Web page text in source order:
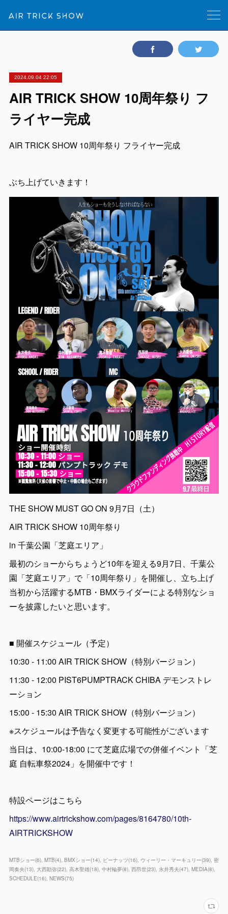
2024.09.04 22:05
AIR TRICK SHOW 10周年祭り フ
ライヤー完成
AIR TRICK SHOW 10周年祭り フライヤー完成
ぶち上げていきます！
THE SHOW MUST GO ON 9月7日（土）
AIR TRICK SHOW 10周年祭り
in 千葉公園「芝庭エリア」
最初のショーからちょうど10年を迎える9月7日、千葉公
園「芝庭エリア」で「10周年祭り」を開催し、立ち上げ
当初から活躍するMTB・BMXライダーによる特別なショ
ーを披露したいと思います。
■ 開催スケジュール（予定）
10:30 - 11:00 AIR TRICK SHOW（特別バージョン）
11:30 - 12:00 PIST6PUMPTRACK CHIBA デモンストレ
ーション
15:00 - 15:30 AIR TRICK SHOW（特別バージョン）
※スケジュールは予告なく変更する可能性がございます
当日は、10:00-18:00 にて芝庭広場での併催イベント「芝
庭 自転車祭2024」を開催中です！
特設ページはこちら
https://www.airtrickshow.com/pages/8164780/10th-
AIRTRICKSHOW
MTBショー(6) MTB(4) BMXショー(14) ピーナッツ(16) ウィーリー・マーキュリー(39) 密
岡奏央(13) 大西勘弥(22) 高木聖雄(18) 中村輪夢(8) 西昂世(23) 永井秀夫(47) MEDIA(8)
SCHEDULE(16) NEWS(75)